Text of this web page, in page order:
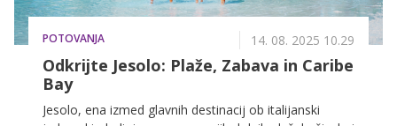
POTOVANJA 14. 08. 2025 10.29
Odkrijte Jesolo: Plaže, Zabava in Caribe
Bay
Jesolo, ena izmed glavnih destinacij ob italijanski